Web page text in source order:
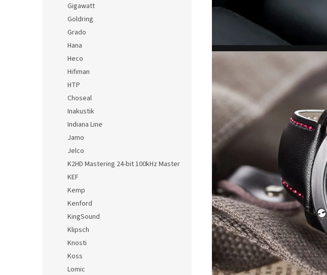
Gigawatt
Goldring
Grado
Hana
Heco
Hifiman
HTP
Choseal
Inakustik
Indiana Line
Jamo
Jelco
K2HD Mastering 24-bit 100kHz Master
KEF
Kemp
Kenford
KingSound
Klipsch
Knosti
Koss
Lomic